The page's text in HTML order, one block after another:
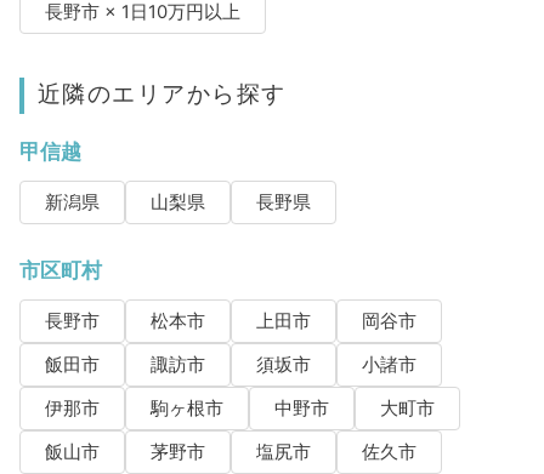
長野市 × 1日10万円以上
近隣のエリアから探す
甲信越
新潟県 山梨県 長野県
市区町村
長野市 松本市 上田市
岡谷市
飯田市
諏訪市 須坂市
小諸市
伊那市
駒ヶ根市 中野市
大町市
飯山市
茅野市 塩尻市
佐久市